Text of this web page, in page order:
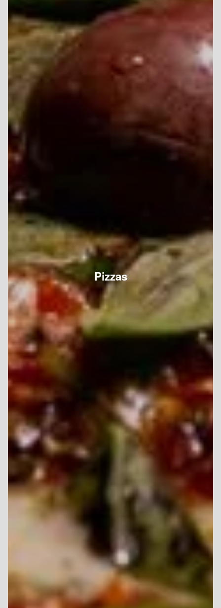
Pizzas